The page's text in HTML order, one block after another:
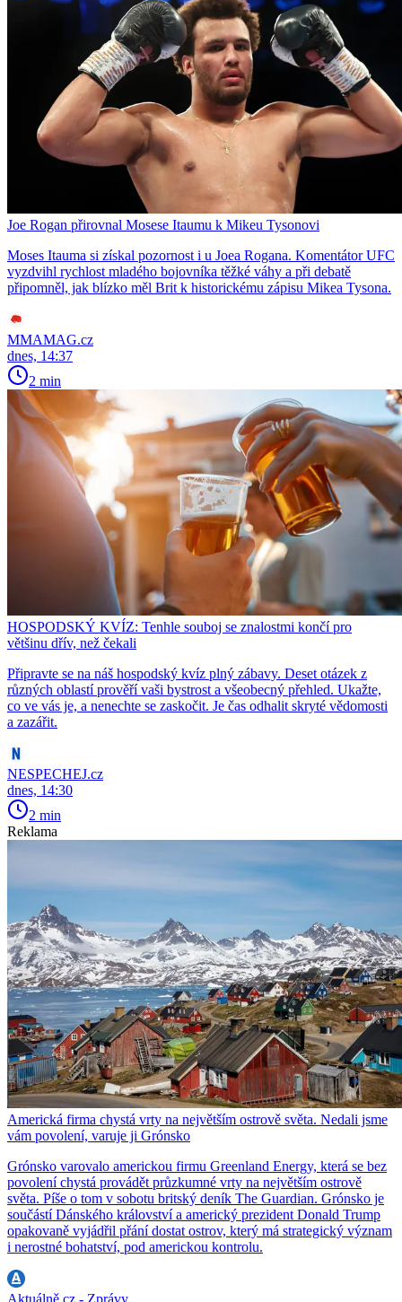
Joe Rogan přirovnal Mosese Itaumu k Mikeu Tysonovi
Moses Itauma si získal pozornost i u Joea Rogana. Komentátor UFC
vyzdvihl rychlost mladého bojovníka těžké váhy a při debatě
připomněl, jak blízko měl Brit k historickému zápisu Mikea Tysona.
MMAMAG.cz
dnes, 14:37
2 min
HOSPODSKÝ KVÍZ: Tenhle souboj se znalostmi končí pro
většinu dřív, než čekali
Připravte se na náš hospodský kvíz plný zábavy. Deset otázek z
různých oblastí prověří vaši bystrost a všeobecný přehled. Ukažte,
co ve vás je, a nenechte se zaskočit. Je čas odhalit skryté vědomosti
a zazářit.
NESPECHEJ.cz
dnes, 14:30
2 min
Reklama
Americká firma chystá vrty na největším ostrově světa. Nedali jsme
vám povolení, varuje ji Grónsko
Grónsko varovalo americkou firmu Greenland Energy, která se bez
povolení chystá provádět průzkumné vrty na největším ostrově
světa. Píše o tom v sobotu britský deník The Guardian. Grónsko je
součástí Dánského království a americký prezident Donald Trump
opakovaně vyjádřil přání dostat ostrov, který má strategický význam
i nerostné bohatství, pod americkou kontrolu.